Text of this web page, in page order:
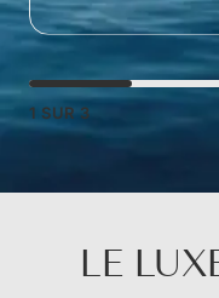
1 SUR 3
LE